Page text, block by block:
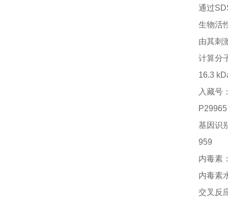
通过
生物活
由其刺
计算分
16.3
入藏号
P29965
基因识
959
内毒素
内毒素
交叉反